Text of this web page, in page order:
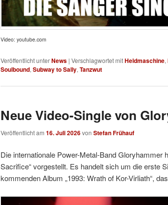
Video: youtube.com
Veröffentlicht unterNews | Verschlagwortet mitHeldmaschine,
Soulbound,Subway to Sally,Tanzwut
Neue Video-Single von
Veröffentlicht am 16. Juli 2026von Stefan Frühauf
Die internationale Power-Metal-Band Gloryhammer
Sacrifice“ vorgestellt. Es handelt sich um die erste
kommenden Album „1993: Wrath of Kor-Virliath“,